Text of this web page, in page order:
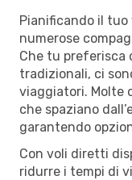
Pianificando il tuo
numerose
Che tu preferisca
tradizionali, ci
viaggiatori. Molte
che spaziano
garantendo
Con voli diretti
ridurre i tempi di